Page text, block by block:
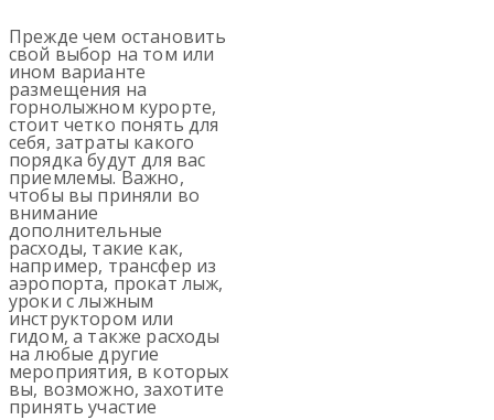
Прежде чем остановить
свой выбор на том или
ином варианте
размещения на
горнолыжном курорте,
стоит четко понять для
себя, затраты какого
порядка будут для вас
приемлемы. Важно,
чтобы вы приняли во
внимание
дополнительные
расходы, такие как,
например, трансфер из
аэропорта, прокат лыж,
уроки с лыжным
инструктором или
гидом, а также расходы
на любые другие
мероприятия, в которых
вы, возможно, захотите
принять участие